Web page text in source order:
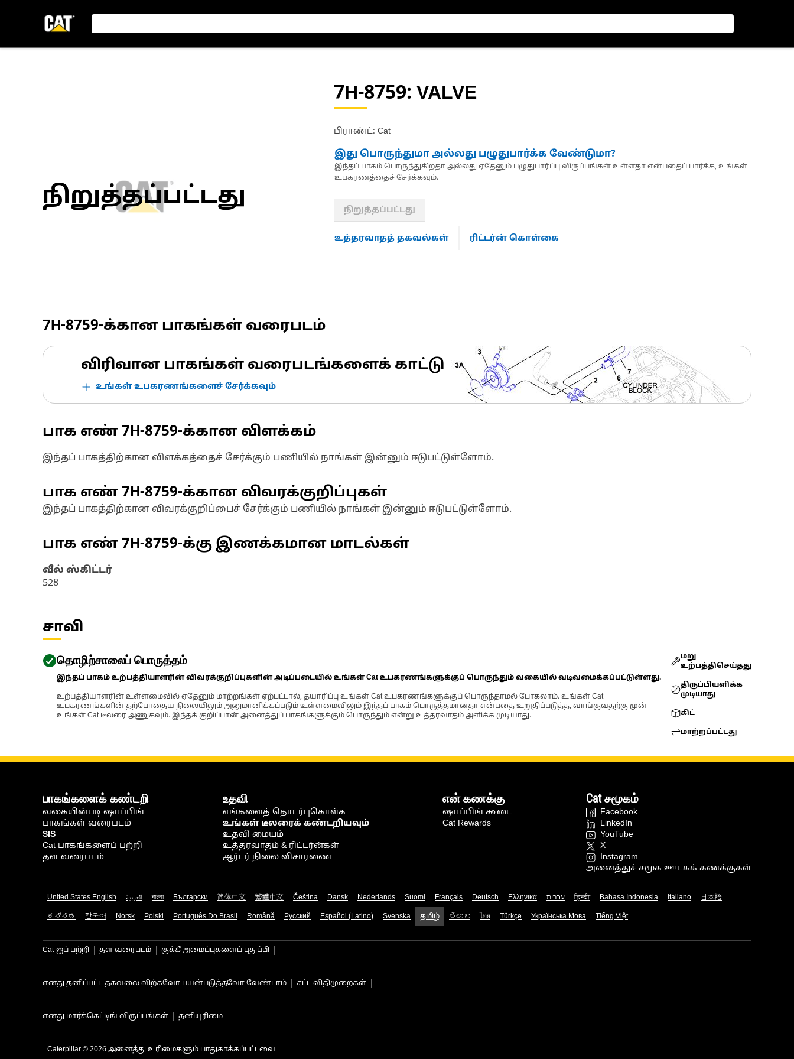
நிறுத்தப்பட்டது
7H-8759: VALVE
பிராண்ட்: Cat
இது பொருந்துமா அல்லது பழுதுபார்க்க வேண்டுமா?
இந்தப் பாகம் பொருந்துகிறதா அல்லது ஏதேனும் பழுதுபார்ப்பு விருப்பங்கள் உள்ளதா என்பதைப் பார்க்க, உங்கள்
உபகரணத்தைச் சேர்க்கவும்.
நிறுத்தப்பட்டது
உத்தரவாதத் தகவல்கள் ரிட்டர்ன் கொள்கை
7H-8759-க்கான பாகங்கள் வரைபடம்
விரிவான பாகங்கள் வரைபடங்களைக் காட்டு
உங்கள் உபகரணங்களைச் சேர்க்கவும்
பாக எண் 7H-8759-க்கான விளக்கம்
இந்தப் பாகத்திற்கான விளக்கத்தைச் சேர்க்கும் பணியில் நாங்கள் இன்னும் ஈடுபட்டுள்ளோம்.
பாக எண் 7H-8759-க்கான விவரக்குறிப்புகள்
இந்தப் பாகத்திற்கான விவரக்குறிப்பைச் சேர்க்கும் பணியில் நாங்கள் இன்னும் ஈடுபட்டுள்ளோம்.
பாக எண் 7H-8759-க்கு இணக்கமான மாடல்கள்
வீல் ஸ்கிட்டர்
528
சாவி
தொழிற்சாலைப் பொருத்தம்
இந்தப் பாகம் உற்பத்தியாளரின் விவரக்குறிப்புகளின் அடிப்படையில் உங்கள் Cat உபகரணங்களுக்குப் பொருந்தும் வகையில் வடிவமைக்கப்பட்டுள்ளது.
உற்பத்தியாளரின் உள்ளமைவில் ஏதேனும் மாற்றங்கள் ஏற்பட்டால், தயாரிப்பு உங்கள் Cat உபகரணங்களுக்குப் பொருந்தாமல் போகலாம். உங்கள் Cat
உபகரணங்களின் தற்போதைய நிலையிலும் அனுமானிக்கப்படும் உள்ளமைவிலும் இந்தப் பாகம் பொருத்தமானதா என்பதை உறுதிப்படுத்த, வாங்குவதற்கு முன்
உங்கள் Cat டீலரை அணுகவும். இந்தக் குறிப்பான் அனைத்துப் பாகங்களுக்கும் பொருந்தும் என்று உத்தரவாதம் அளிக்க முடியாது.
மறு
உற்பத்திசெய்தது
திருப்பியளிக்க
முடியாது
கிட்
மாற்றப்பட்டது
பாகங்களைக் கண்டறி
வகையின்படி ஷாப்பிங்
பாகங்கள் வரைபடம்
SIS
Cat பாகங்களைப் பற்றி
தள வரைபடம்
உதவி
எங்களைத் தொடர்புகொள்க
உங்கள் டீலரைக் கண்டறியவும்
உதவி மையம்
உத்தரவாதம் & ரிட்டர்ன்கள்
ஆர்டர் நிலை விசாரணை
என் கணக்கு
ஷாப்பிங் கூடை
Cat Rewards
Cat சமூகம்
Facebook
LinkedIn
YouTube
X
Instagram
அனைத்துச் சமூக ஊடகக் கணக்குகள்
United States English العربية বাংলা Български 简体中文 繁體中文 Čeština Dansk Nederlands Suomi Français Deutsch Ελληνικά עברית हिन्दी Bahasa Indonesia Italiano 日本語
ಕನ್ನಡ 한국어 Norsk Polski Português Do Brasil Română Русский Español (Latino) Svenska தமிழ் తెలుగు ไทย Türkçe Українська Мова Tiếng Việt
Cat-ஐப் பற்றி தள வரைபடம் குக்கீ அமைப்புகளைப் புதுப்பி
எனது தனிப்பட்ட தகவலை விற்கவோ பயன்படுத்தவோ வேண்டாம் சட்ட விதிமுறைகள்
எனது மார்க்கெட்டிங் விருப்பங்கள் தனியுரிமை
Caterpillar © 2026 அனைத்து உரிமைகளும் பாதுகாக்கப்பட்டவை